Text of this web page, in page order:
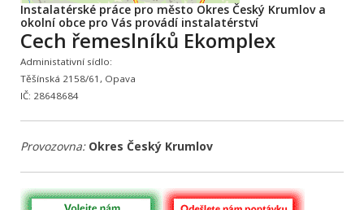
Instalatérské práce pro město Okres Český Krumlov a
okolní obce pro Vás provádí instalatérství
Cech řemeslníků Ekomplex
Administativní sídlo:
Těšínská 2158/61, Opava
IČ: 28648684
Provozovna: Okres Český Krumlov